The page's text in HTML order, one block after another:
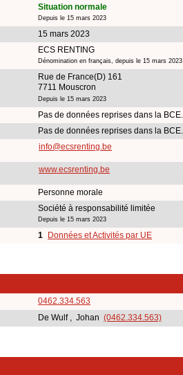
Situation normale
Depuis le 15 mars 2023
15 mars 2023
ECS RENTING
Dénomination en français, depuis le 15 mars 2023
Rue de France(D) 161
7711 Mouscron
Depuis le 15 mars 2023
Pas de données reprises dans la BCE.
Pas de données reprises dans la BCE.
info@ecsrenting.be
www.ecsrenting.be
Personne morale
Société à responsabilité limitée
Depuis le 15 mars 2023
1 Données et Activités par UE
0462.334.563
De Wulf , Johan (0462.334.563)